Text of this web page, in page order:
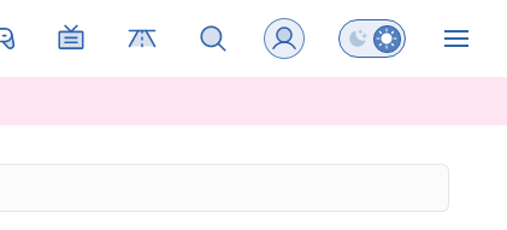
Preklopi barvni